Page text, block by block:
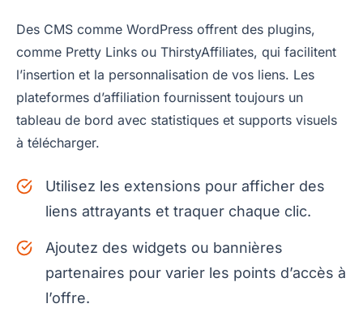
Des CMS comme WordPress offrent des plugins,
comme Pretty Links ou ThirstyAffiliates, qui facilitent
l’insertion et la personnalisation de vos liens. Les
plateformes d’affiliation fournissent toujours un
tableau de bord avec statistiques et supports visuels
à télécharger.
Utilisez les extensions pour afficher des
liens attrayants et traquer chaque clic.
Ajoutez des widgets ou bannières
partenaires pour varier les points d’accès à
l’offre.